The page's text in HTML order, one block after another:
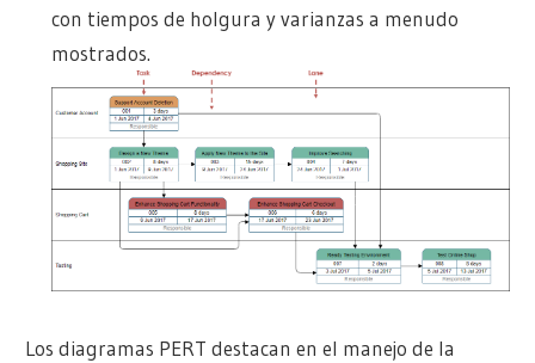
con tiempos de holgura y varianzas a menudo
mostrados.
Los diagramas PERT destacan en el manejo de la